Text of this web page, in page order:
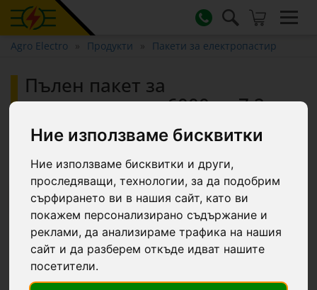
Ние използваме бисквитки
Ние използваме бисквитки и други,
проследяващи, технологии, за да подобрим
сърфирането ви в нашия сайт, като ви
покажем персонализирано съдържание и
реклами, да анализираме трафика на нашия
сайт и да разберем откъде идват нашите
посетители.
Agro Electro Продукти Пакети за електропастир
Пълен пакет за
електропастир 6000 м, 7,2
джаула, 230 V, за диви
животни :: 6000 m
-15.6 €